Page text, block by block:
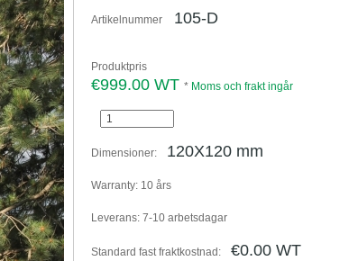
Artikelnummer 105-D
Produktpris
€999.00 WT * Moms och frakt ingår
Dimensioner: 120X120 mm
Warranty: 10 års
Leverans: 7-10 arbetsdagar
Standard fast fraktkostnad: €0.00 WT